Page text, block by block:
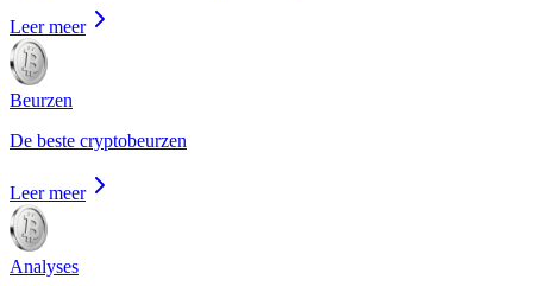
Leer meer
Beurzen
De beste cryptobeurzen
Leer meer
Analyses